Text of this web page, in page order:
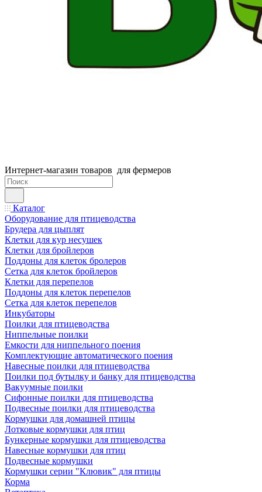
Интернет-магазин товаров для фермеров
Каталог
Оборудование для птицеводства
Брудера для цыплят
Клетки для кур несушек
Клетки для бройлеров
Поддоны для клеток бролеров
Сетка для клеток бройлеров
Клетки для перепелов
Поддоны для клеток перепелов
Сетка для клеток перепелов
Инкубаторы
Поилки для птицеводства
Ниппельные поилки
Емкости для ниппельного поения
Комплектующие автоматического поения
Навесные поилки для птицеводства
Поилки под бутылку и банку для птицеводства
Вакуумные поилки
Сифонные поилки для птицеводства
Подвесные поилки для птицеводства
Кормушки для домашней птицы
Лотковые кормушки для птиц
Бункерные кормушки для птицеводства
Навесные кормушки для птиц
Подвесные кормушки
Кормушки серии "Клювик" для птицы
Корма